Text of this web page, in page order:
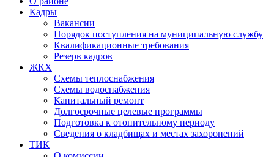
Кадры
Вакансии
Порядок поступления на муниципальную службу
Квалификационные требования
Резерв кадров
ЖКХ
Схемы теплоснабжения
Схемы водоснабжения
Капитальный ремонт
Долгосрочные целевые программы
Подготовка к отопительному периоду
Сведения о кладбищах и местах захоронений
ТИК